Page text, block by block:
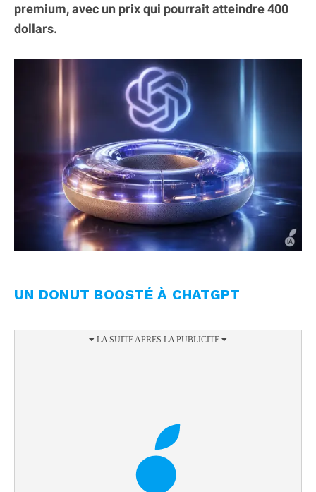
premium, avec un prix qui pourrait atteindre 400
dollars.
UN DONUT BOOSTÉ À CHATGPT